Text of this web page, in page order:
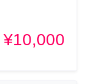
¥10,000